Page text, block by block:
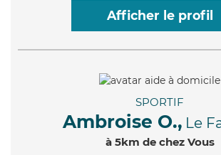
Afficher le profil
SPORTIF
Ambroise O., Le
à 5km de chez Vous